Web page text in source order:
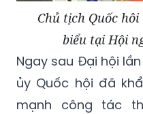
Chủ tịch Quốc
biểu tại Hội
Ngay sau Đại hội
ủy Quốc hội đã
mạnh công tác